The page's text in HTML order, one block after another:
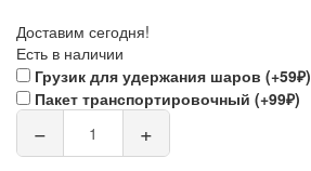
Доставим сегодня!
Есть в наличии
Грузик для удержания шаров (+59₽)
Пакет транспортировочный (+99₽)
− +